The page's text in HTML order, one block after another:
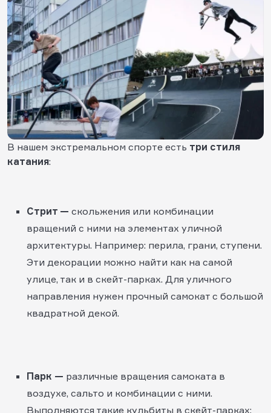
В нашем экстремальном спорте есть три стиля
катания:
Стрит — скольжения или комбинации
вращений с ними на элементах уличной
архитектуры. Например: перила, грани, ступени.
Эти декорации можно найти как на самой
улице, так и в скейт-парках. Для уличного
направления нужен прочный самокат с большой
квадратной декой.
Парк — различные вращения самоката в
воздухе, сальто и комбинации с ними.
Выполняются такие кульбиты в скейт-парках: